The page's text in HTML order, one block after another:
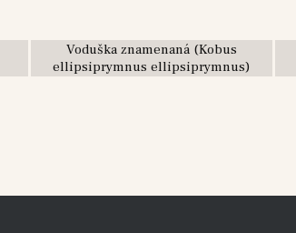
Voduška znamenaná (Kobus
ellipsiprymnus ellipsiprymnus)